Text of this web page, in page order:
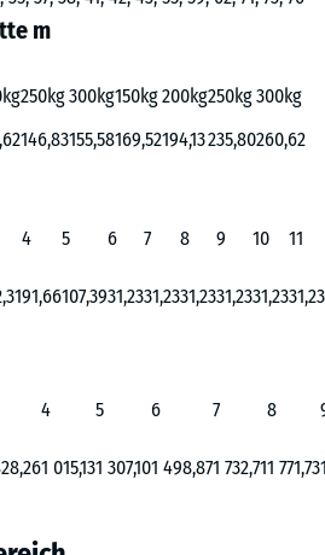
m
250kg300kg150kg200kg250kg300kg
146,83155,58169,52194,13235,80260,62
4 5 6 7 8 9 10
11
91,66107,3931,2331,2331,2331,2331,2331,23
4 5 6 7 8
1 015,131 307,101 498,871 732,711 771,73